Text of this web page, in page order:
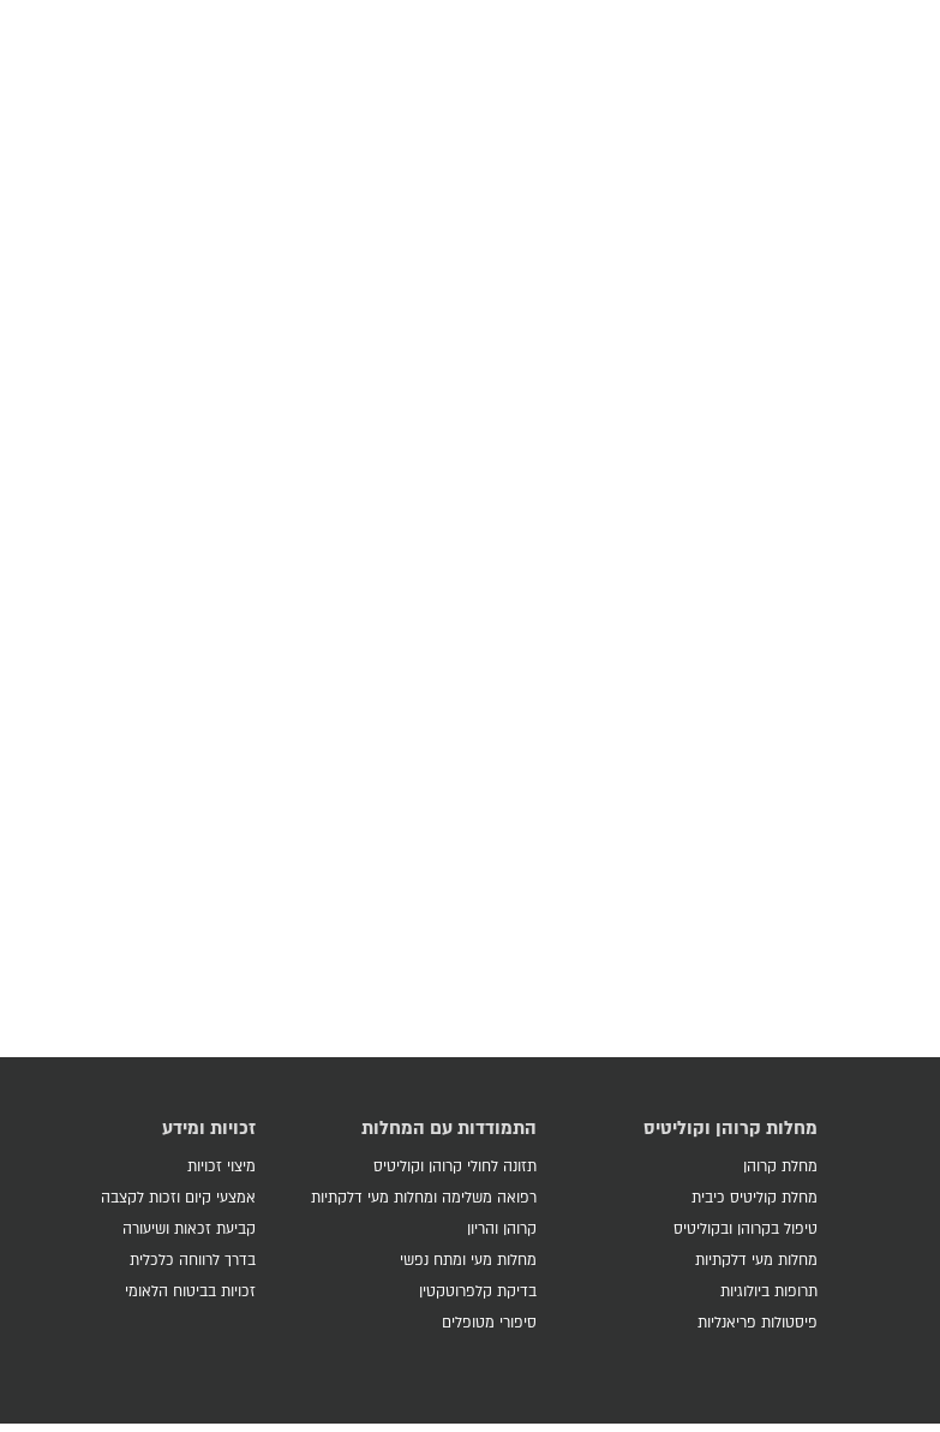
מחלות קרוהן וקוליטיס
מחלת קרוהן
מחלת קוליטיס כיבית
טיפול בקרוהן ובקוליטיס
מחלות מעי דלקתיות
תרופות ביולוגיות
פיסטולות פריאנליות
התמודדות עם המחלות
תזונה לחולי קרוהן וקוליטיס
רפואה משלימה ומחלות מעי דלקתיות
קרוהן והריון
מחלות מעי ומתח נפשי
בדיקת קלפרוטקטין
סיפורי מטופלים
זכויות ומידע
מיצוי זכויות
אמצעי קיום וזכות לקצבה
קביעת זכאות ושיעורה
בדרך לרווחה כלכלית
זכויות בביטוח הלאומי